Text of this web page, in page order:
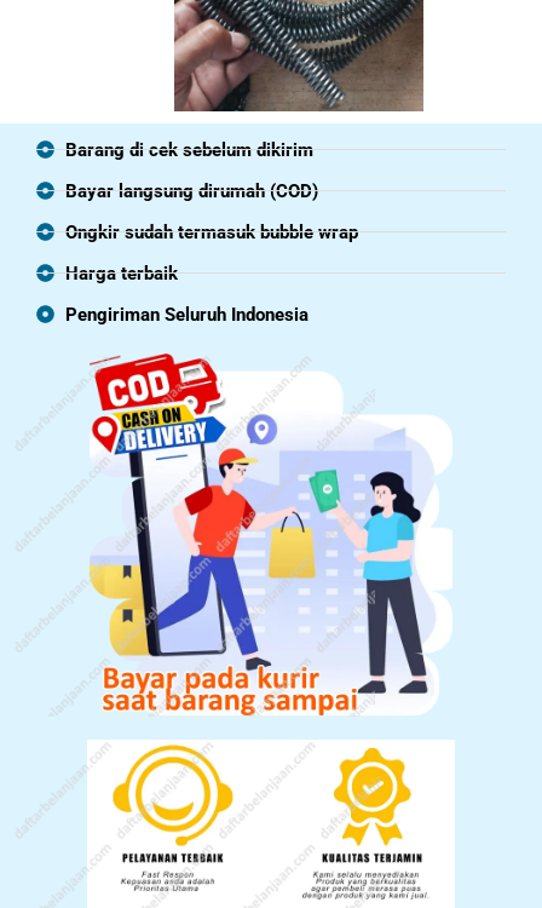
Barang di cek sebelum dikirim
Bayar langsung dirumah (COD)
Ongkir sudah termasuk bubble wrap
Harga terbaik
Pengiriman Seluruh Indonesia